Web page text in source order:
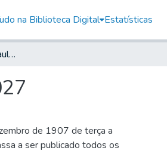
na Biblioteca Digital Estatísticas
O Commercio de São Paulo, 1902, Ano X, n. 3027
de 1907 de terça a
a ser publicado todos os